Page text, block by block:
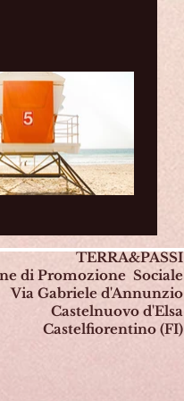
TERRA&PASSI
di Promozione Sociale
Via Gabriele d'Annunzio
Castelnuovo d'Elsa
Castelfiorentino (FI)